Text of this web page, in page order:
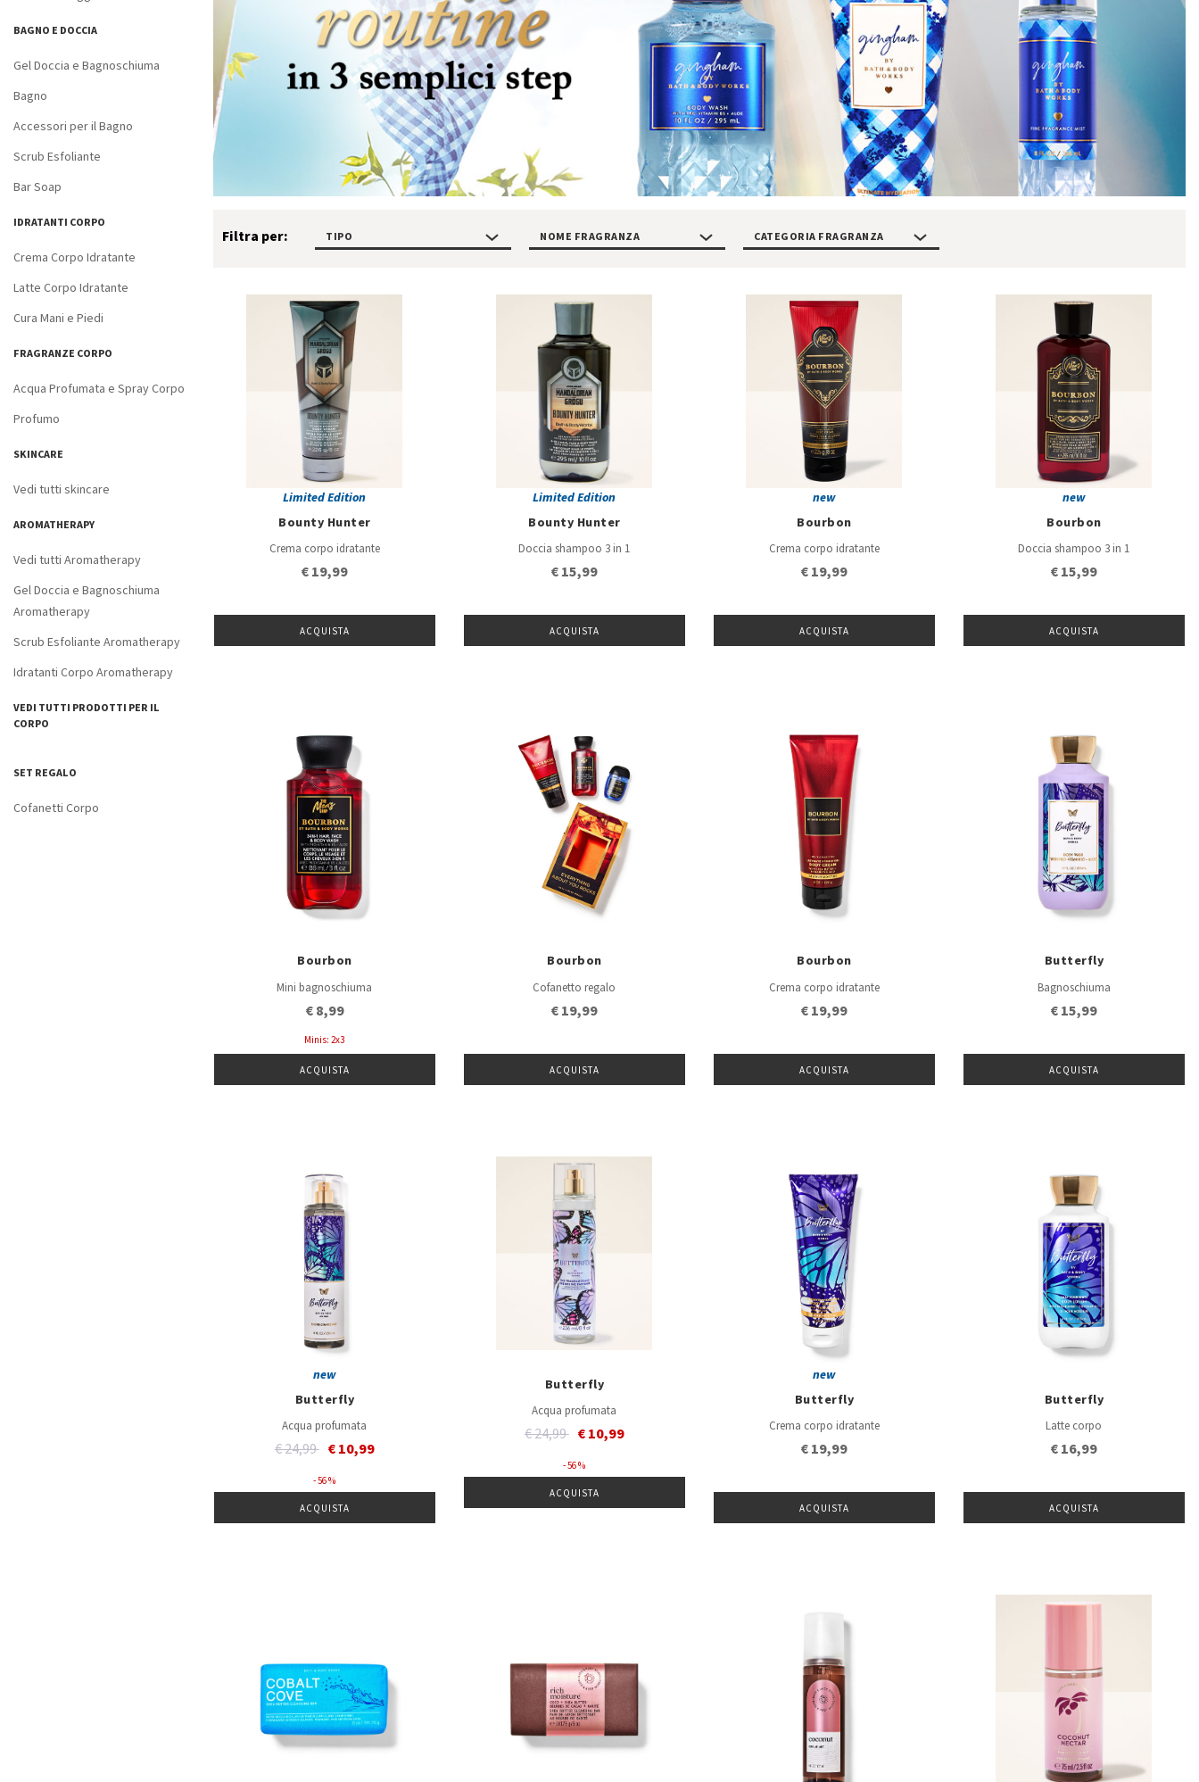
BAGNO E DOCCIA
Gel Doccia e Bagnoschiuma
Bagno
Accessori per il Bagno
Scrub Esfoliante
Bar Soap
IDRATANTI CORPO
Crema Corpo Idratante
Latte Corpo Idratante
Cura Mani e Piedi
FRAGRANZE CORPO
Acqua Profumata e Spray Corpo
Profumo
SKINCARE
Vedi tutti skincare
AROMATHERAPY
Vedi tutti Aromatherapy
Gel Doccia e Bagnoschiuma
Aromatherapy
Scrub Esfoliante Aromatherapy
Idratanti Corpo Aromatherapy
VEDI TUTTI PRODOTTI PER IL
CORPO
SET REGALO
Cofanetti Corpo
Filtra per: TIPO NOME FRAGRANZA CATEGORIA FRAGRANZA
Limited Edition
Bounty Hunter
Crema corpo idratante
€ 19,99
ACQUISTA
Limited Edition
Bounty Hunter
Doccia shampoo 3 in 1
€ 15,99
ACQUISTA
new
Bourbon
Crema corpo idratante
€ 19,99
ACQUISTA
new
Bourbon
Doccia shampoo 3 in 1
€ 15,99
ACQUISTA
Bourbon
Mini bagnoschiuma
€ 8,99
Minis: 2x3
ACQUISTA
Bourbon
Cofanetto regalo
€ 19,99
ACQUISTA
Bourbon
Crema corpo idratante
€ 19,99
ACQUISTA
Butterfly
Bagnoschiuma
€ 15,99
ACQUISTA
new
Butterfly
Acqua profumata
Price reduced from
€ 24,99to€ 10,99
- 56 %
ACQUISTA
Butterfly
Acqua profumata
Price reduced from
€ 24,99to€ 10,99
- 56 %
ACQUISTA
new
Butterfly
Crema corpo idratante
€ 19,99
ACQUISTA
Butterfly
Latte corpo
€ 16,99
ACQUISTA